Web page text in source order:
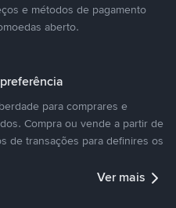
e métodos de pagamento
aberto.
para comprares e
Compra ou vende a partir de
de transações para definires os
Ver mais